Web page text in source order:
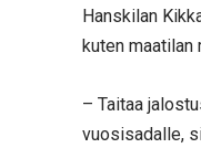
Hanskilan
kuten maatilan
– Taitaa
vuosisadalle,